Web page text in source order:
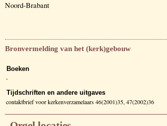
Noord-Brabant
Bronvermelding van het (kerk)gebouw
Boeken
-
Tijdschriften en andere uitgaves
contaktbrief voor kerkenverzamelaars 46(2001)35, 47(2002)36